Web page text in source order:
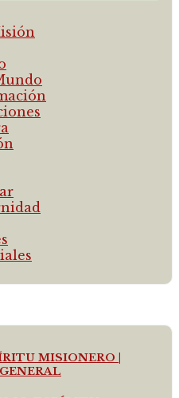
MISIONERO |